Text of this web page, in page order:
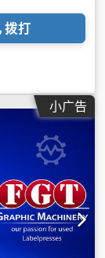
拨打
小广告